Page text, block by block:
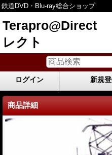
鉄道DVD・Blu-ray総合ショップ
Terapro@Direct
レクト
ログイン 新規
商品詳細